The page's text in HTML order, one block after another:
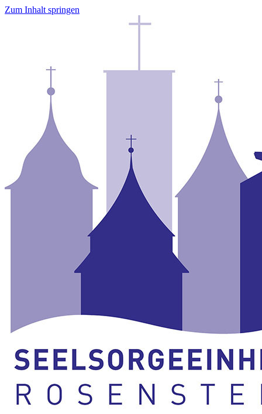
Zum Inhalt springen